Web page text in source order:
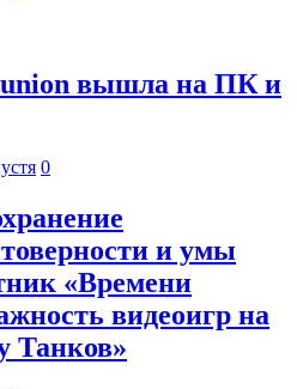
вышла на ПК и
0
и умы
«Времени
видеоигр на
Танков»